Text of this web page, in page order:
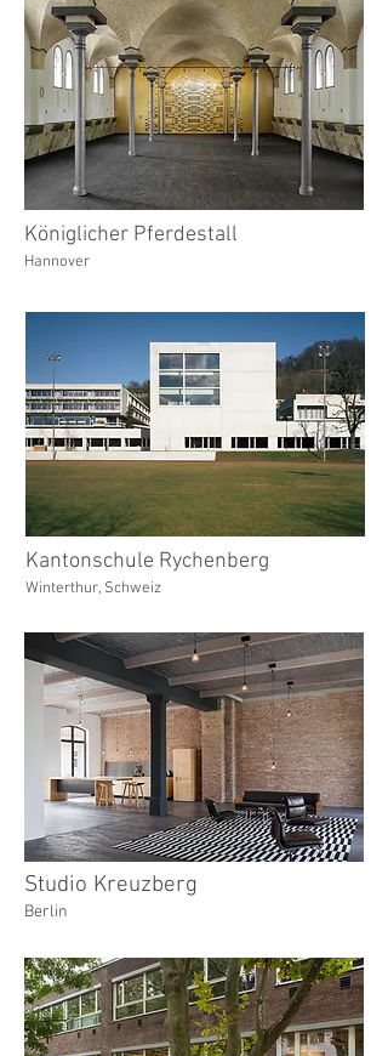
Königlicher Pferdestall
Hannover
Kantonschule Rychenberg
Winterthur, Schweiz
Studio Kreuzberg
Berlin